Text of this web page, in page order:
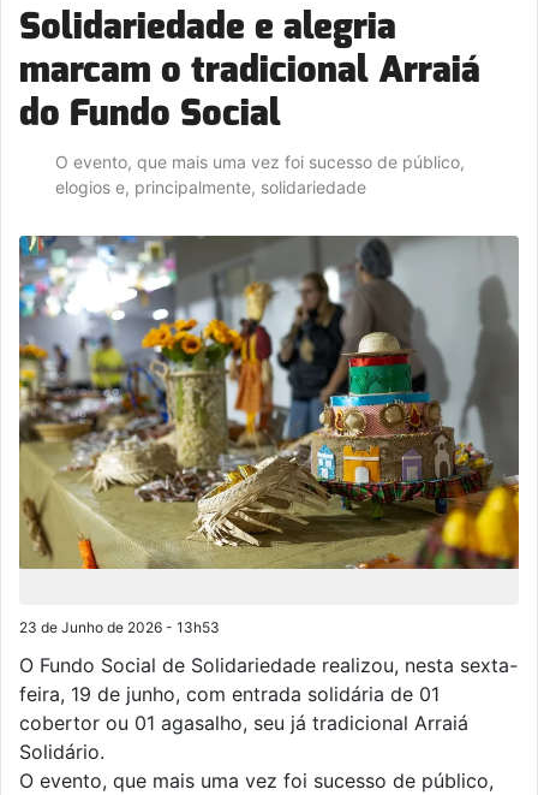
Solidariedade e alegria
marcam o tradicional Arraiá
do Fundo Social
O evento, que mais uma vez foi sucesso de público,
elogios e, principalmente, solidariedade
23 de Junho de 2026 - 13h53
O Fundo Social de Solidariedade realizou, nesta sexta-
feira, 19 de junho, com entrada solidária de 01
cobertor ou 01 agasalho, seu já tradicional Arraiá
Solidário.
O evento, que mais uma vez foi sucesso de público,